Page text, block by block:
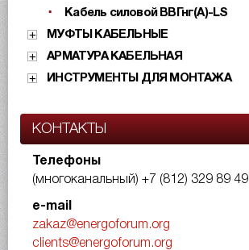
Кабель силовой ВВГнг(А)-LS
МУФТЫ КАБЕЛЬНЫЕ
АРМАТУРА КАБЕЛЬНАЯ
ИНСТРУМЕНТЫ ДЛЯ МОНТАЖА
КОНТАКТЫ
Телефоны
(многоканальный) +7 (812) 329 89 49
e-mail
zakaz@energoforum.org
clients@energoforum.org